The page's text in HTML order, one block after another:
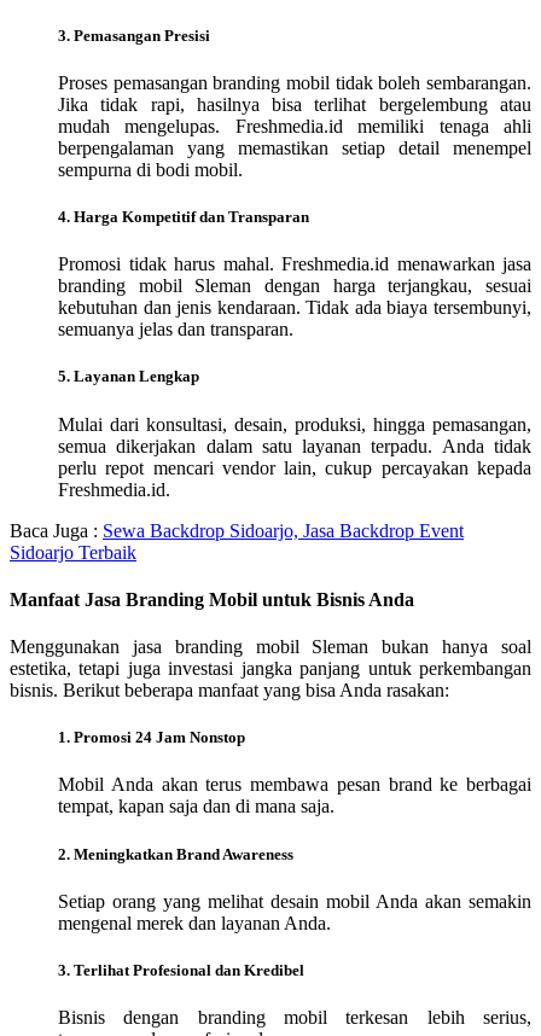
3. Pemasangan Presisi
Proses pemasangan branding mobil tidak boleh sembarangan.
Jika tidak rapi, hasilnya bisa terlihat bergelembung atau
mudah mengelupas. Freshmedia.id memiliki tenaga ahli
berpengalaman yang memastikan setiap detail menempel
sempurna di bodi mobil.
4. Harga Kompetitif dan Transparan
Promosi tidak harus mahal. Freshmedia.id menawarkan jasa
branding mobil Sleman dengan harga terjangkau, sesuai
kebutuhan dan jenis kendaraan. Tidak ada biaya tersembunyi,
semuanya jelas dan transparan.
5. Layanan Lengkap
Mulai dari konsultasi, desain, produksi, hingga pemasangan,
semua dikerjakan dalam satu layanan terpadu. Anda tidak
perlu repot mencari vendor lain, cukup percayakan kepada
Freshmedia.id.
Baca Juga : Sewa Backdrop Sidoarjo, Jasa Backdrop Event
Sidoarjo Terbaik
Manfaat Jasa Branding Mobil untuk Bisnis Anda
Menggunakan jasa branding mobil Sleman bukan hanya soal
estetika, tetapi juga investasi jangka panjang untuk perkembangan
bisnis. Berikut beberapa manfaat yang bisa Anda rasakan:
1. Promosi 24 Jam Nonstop
Mobil Anda akan terus membawa pesan brand ke berbagai
tempat, kapan saja dan di mana saja.
2. Meningkatkan Brand Awareness
Setiap orang yang melihat desain mobil Anda akan semakin
mengenal merek dan layanan Anda.
3. Terlihat Profesional dan Kredibel
Bisnis dengan branding mobil terkesan lebih serius,